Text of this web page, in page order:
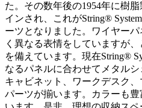
た。その数年後の1954年に樹
インされ、これがString®
ーツとなりました。ワイヤー
く異なる表情をしていますが
を備えています。現在String®
なるパネルに合わせてメタルシ
キャビネット、ワークデスク
パーツが揃います。カラーも